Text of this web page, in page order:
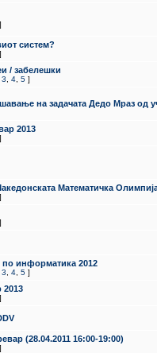
]
систем?
]
/ забелешки
3 4 5 ]
на задачата Дедо Мраз од
2013
]
Математичка
]
]
информатика 2012
3 4 5 ]
2013
]
(28.04.2011 16:00-19:00)
]